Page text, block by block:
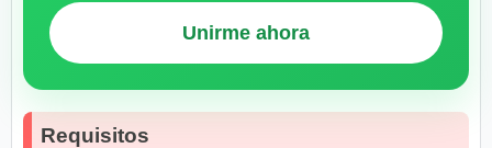
Unirme ahora
Requisitos